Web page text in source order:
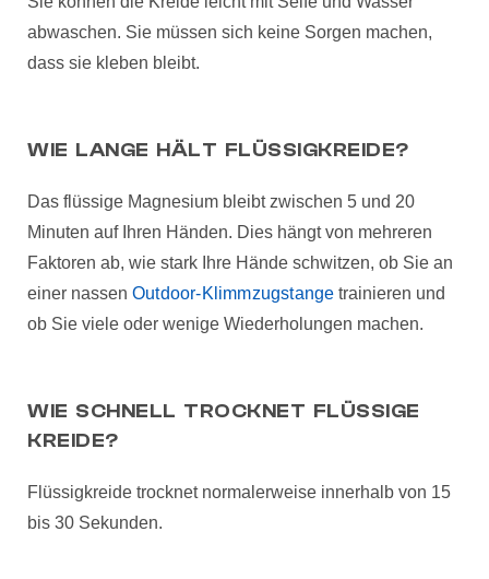
abwaschen. Sie müssen sich keine Sorgen machen,
dass sie kleben bleibt.
WIE LANGE HÄLT FLÜSSIGKREIDE?
Das flüssige Magnesium bleibt zwischen 5 und 20
Minuten auf Ihren Händen. Dies hängt von mehreren
Faktoren ab, wie stark Ihre Hände schwitzen, ob Sie an
einer nassen Outdoor-Klimmzugstange trainieren und
ob Sie viele oder wenige Wiederholungen machen.
WIE SCHNELL TROCKNET FLÜSSIGE
KREIDE?
Flüssigkreide trocknet normalerweise innerhalb von 15
bis 30 Sekunden.